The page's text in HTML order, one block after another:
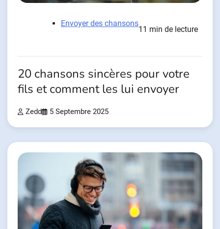
Envoyer des chansons
11 min de lecture
20 chansons sincères pour votre
fils et comment les lui envoyer
Zedd 5 Septembre 2025